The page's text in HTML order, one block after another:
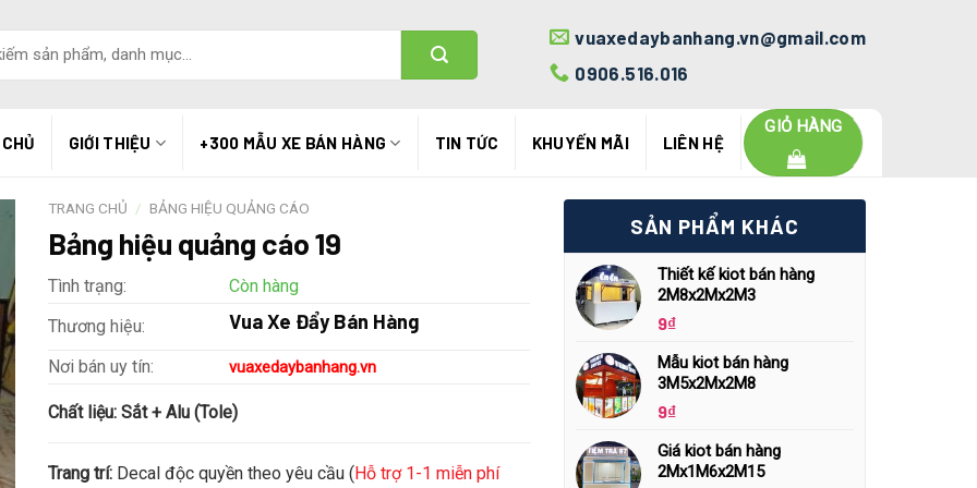
vuaxedaybanhang.vn@gmail.com
0906.516.016
GIỚI THIỆU +300 MẪU XE BÁN HÀNG TIN TỨC KHUYẾN MÃI LIÊN HỆ
GIỎ HÀNG
TRANG CHỦ / BẢNG HIỆU QUẢNG CÁO
Bảng hiệu quảng cáo 19
Tình trạng:
Còn hàng
Thương hiệu:
Vua Xe Đẩy Bán Hàng
Nơi bán uy tín: vuaxedaybanhang.vn
Chất liệu: Sắt + Alu (Tole)
Trang trí: Decal độc quyền theo yêu cầu (Hỗ trợ 1-1 miễn phí
SẢN PHẨM KHÁC
Thiết kế kiot bán hàng
2M8x2Mx2M3
9₫
Mẫu kiot bán hàng
3M5x2Mx2M8
9₫
Giá kiot bán hàng
2Mx1M6x2M15